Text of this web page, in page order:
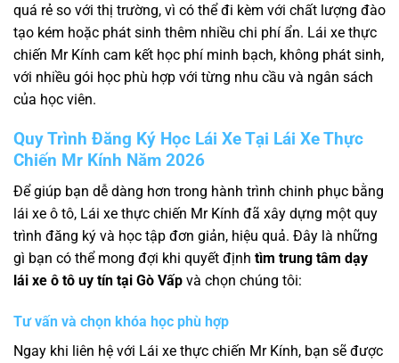
quá rẻ so với thị trường, vì có thể đi kèm với chất lượng đào
tạo kém hoặc phát sinh thêm nhiều chi phí ẩn. Lái xe thực
chiến Mr Kính cam kết học phí minh bạch, không phát sinh,
với nhiều gói học phù hợp với từng nhu cầu và ngân sách
của học viên.
Quy Trình Đăng Ký Học Lái Xe Tại Lái Xe Thực
Chiến Mr Kính Năm 2026
Để giúp bạn dễ dàng hơn trong hành trình chinh phục bằng
lái xe ô tô, Lái xe thực chiến Mr Kính đã xây dựng một quy
trình đăng ký và học tập đơn giản, hiệu quả. Đây là những
gì bạn có thể mong đợi khi quyết định tìm trung tâm dạy
lái xe ô tô uy tín tại Gò Vấp và chọn chúng tôi:
Tư vấn và chọn khóa học phù hợp
Ngay khi liên hệ với Lái xe thực chiến Mr Kính, bạn sẽ được